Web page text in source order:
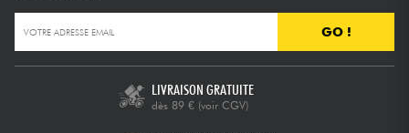
GO !
LIVRAISON GRATUITE
dès 89 € (voir CGV)